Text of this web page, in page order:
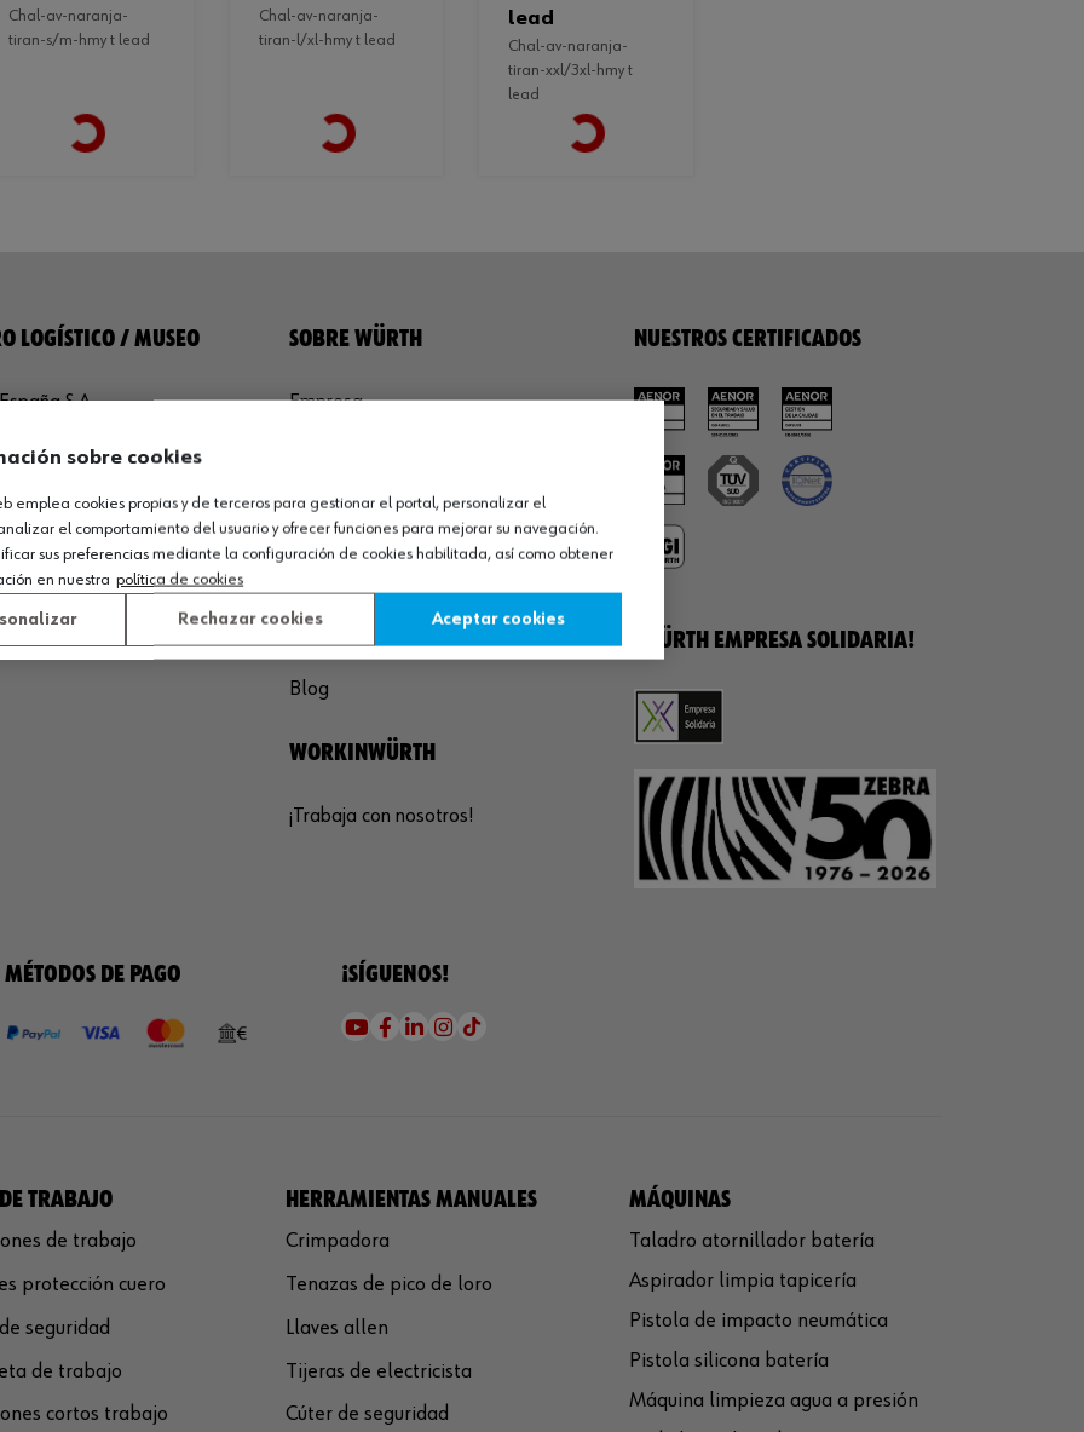
chal-av-naranja-
tiran-s/m-hmy t lead
Loading...
chal-av-naranja-
tiran-l/xl-hmy t lead
Loading...
lead
chal-av-naranja-
tiran-xxl/3xl-hmy t
lead
Loading...
LOGÍSTICO / MUSEO
S.A
El (Agoncillo)
España
03 01
SOBRE WÜRTH
Empresa
Compliance
Calidad
Sostenibilidad
COMUNICACIÓN
Blog
WORKINWÜRTH
¡Trabaja con nosotros!
NUESTROS CERTIFICADOS
¡WÜRTH EMPRESA SOLIDARIA!
MÉTODOS DE PAGO ¡SÍGUENOS!
TRABAJO
de trabajo
protección cuero
seguridad
de trabajo
cortos trabajo
HERRAMIENTAS MANUALES
Crimpadora
Tenazas de pico de loro
Llaves allen
Tijeras de electricista
Cúter de seguridad
MÁQUINAS
Taladro atornillador batería
Aspirador limpia tapicería
Pistola de impacto neumática
Pistola silicona batería
Máquina limpieza agua a presión
sobre cookies
emplea cookies propias y de terceros para gestionar el portal, personalizar el
el comportamiento del usuario y ofrecer funciones para mejorar su navegación.
sus preferencias mediante la configuración de cookies habilitada, así como obtener
en nuestra política de cookies
Rechazar cookies Aceptar cookies